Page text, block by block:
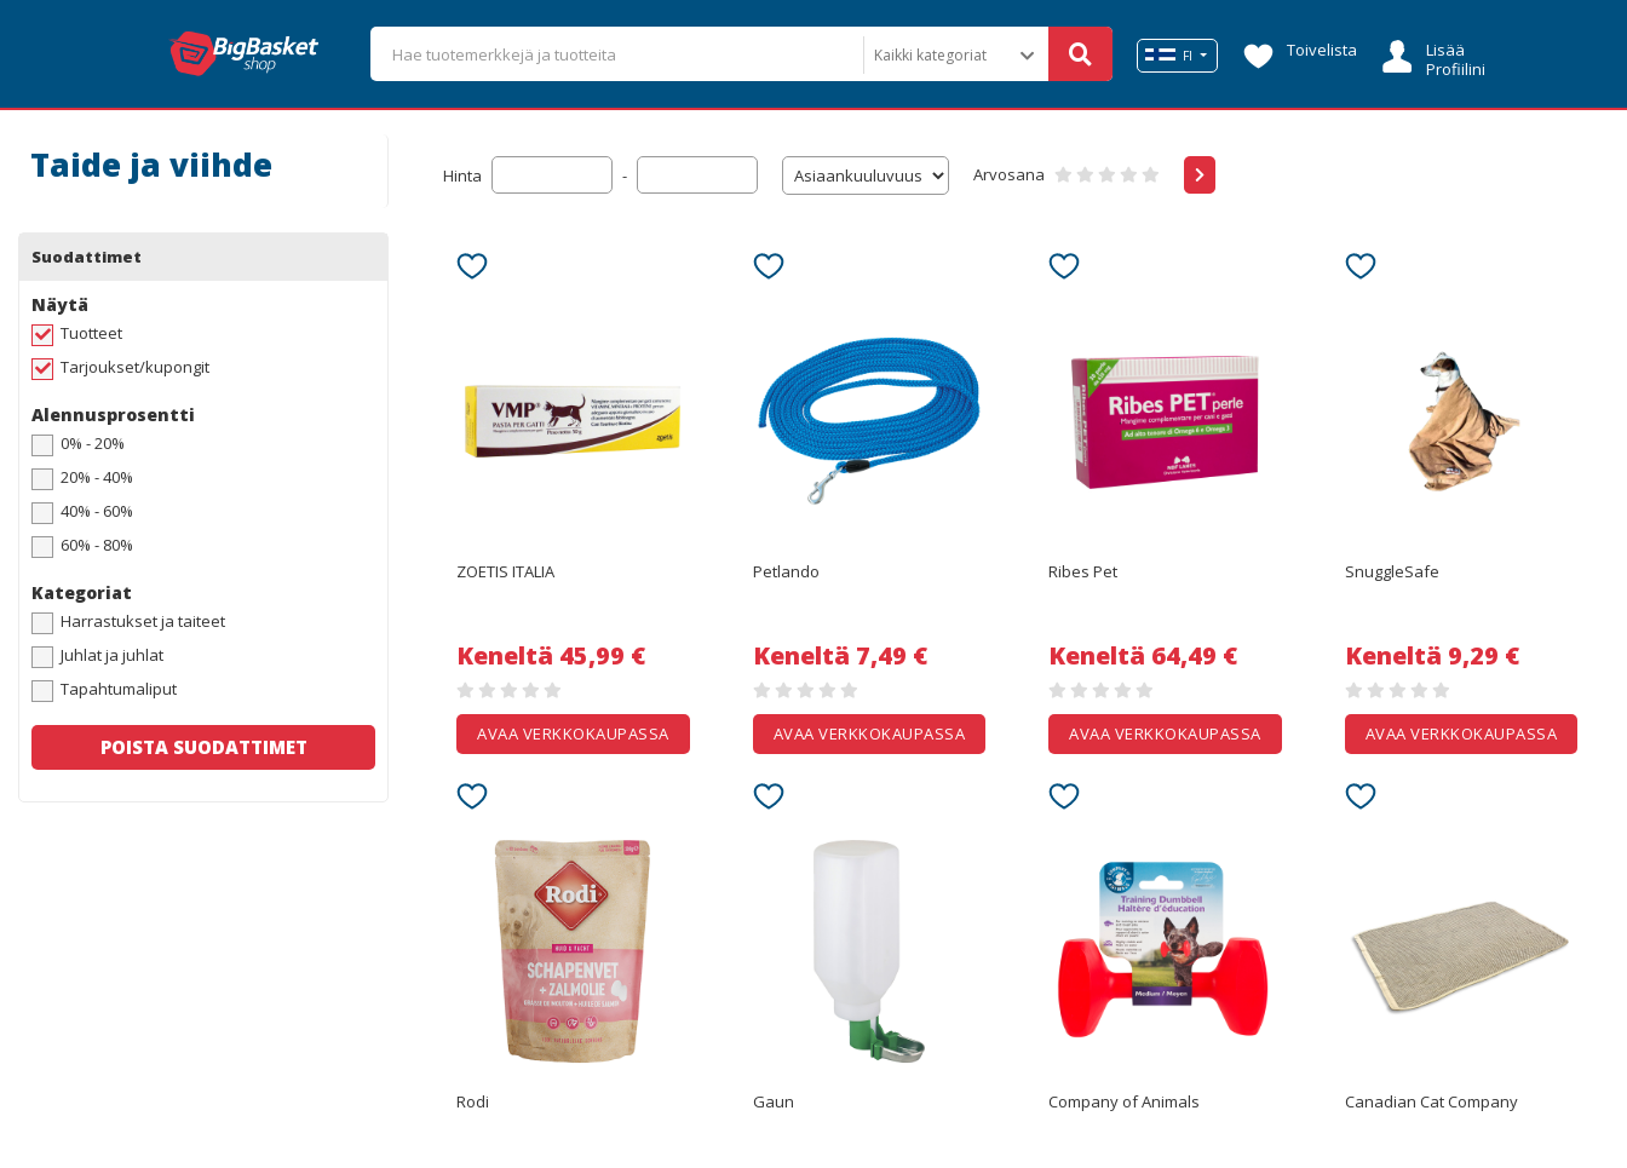
FI Toivelista
Lisää
Profiilini
Taide ja viihde
Suodattimet
Näytä
Tuotteet
Tarjoukset/kupongit
Alennusprosentti
0% - 20%
20% - 40%
40% - 60%
60% - 80%
Kategoriat
Harrastukset ja taiteet
Juhlat ja juhlat
Tapahtumaliput
POISTA SUODATTIMET
Hinta - Arvosana
ZOETIS ITALIA
Keneltä 45,99 €
AVAA VERKKOKAUPASSA
Petlando
Keneltä 7,49 €
AVAA VERKKOKAUPASSA
Ribes Pet
Keneltä 64,49 €
AVAA VERKKOKAUPASSA
SnuggleSafe
Keneltä 9,29 €
AVAA VERKKOKAUPASSA
Rodi Gaun Company of Animals Canadian Cat Company